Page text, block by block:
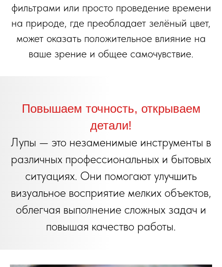
фильтрами или просто проведение времени
на природе, где преобладает зелёный цвет,
может оказать положительное влияние на
ваше зрение и общее самочувствие.
Повышаем точность, открываем
детали!
Лупы — это незаменимые инструменты в
различных профессиональных и бытовых
ситуациях. Они помогают улучшить
визуальное восприятие мелких объектов,
облегчая выполнение сложных задач и
повышая качество работы.